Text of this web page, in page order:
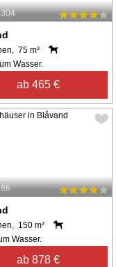
75 m²
Wasser.
ab 465 €
150 m²
Wasser.
ab 878 €